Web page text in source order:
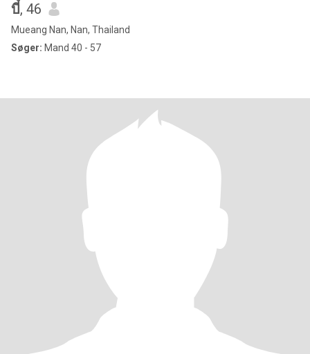
บี๋, 46
Mueang Nan, Nan, Thailand
Søger: Mand 40 - 57